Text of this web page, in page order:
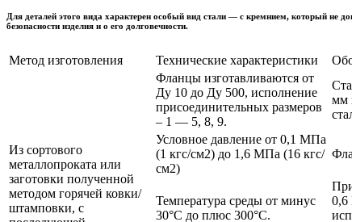
Для деталей этого вида характерен особый вид стали — с кремнием, который не
безопасности изделия и о его долговечности.
Метод изготовления Технические характеристики
Из сортового
металлопроката или
заготовки полученной
методом горячей ковки/
штамповки, с
Фланцы изготавливаются от
Ду 10 до Ду 500, исполнение
присоединительных размеров
– 1 — 5, 8, 9.
мм
Условное давление от 0,1 МПа
(1 кгс/см2) до 1,6 МПа (16 кгс/
см2)
Температура среды от минус
30°С до плюс 300°С.
0,6